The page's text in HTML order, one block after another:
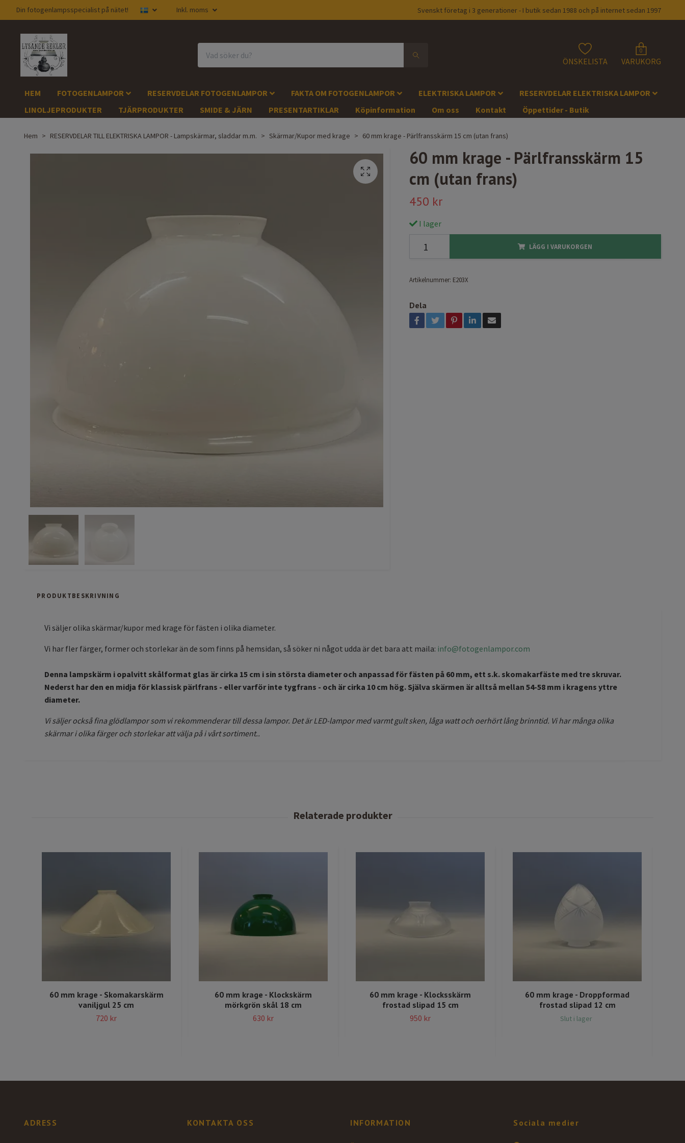
Din fotogenlampsspecialist på nätet! Inkl. moms Svenskt företag i 3 generationer - I butik sedan 1988 och på internet sedan 1997
ÖNSKELISTA
0
VARUKORG
HEM FOTOGENLAMPOR RESERVDELAR FOTOGENLAMPOR FAKTA OM FOTOGENLAMPOR ELEKTRISKA LAMPOR
RESERVDELAR ELEKTRISKA LAMPOR
LINOLJEPRODUKTER
TJÄRPRODUKTER SMIDE & JÄRN PRESENTARTIKLAR Köpinformation Om oss Kontakt Öppettider - Butik
Hem RESERVDELAR TILL ELEKTRISKA LAMPOR - Lampskärmar, sladdar m.m. Skärmar/Kupor med krage 60 mm krage - Pärlfransskärm 15 cm (utan frans)
60 mm krage - Pärlfransskärm 15
cm (utan frans)
450 kr
I lager
LÄGG I VARUKORGEN
Artikelnummer: E203X
Dela
PRODUKTBESKRIVNING
Vi säljer olika skärmar/kupor med krage för fästen i olika diameter.
Vi har fler färger, former och storlekar än de som finns på hemsidan, så söker ni något udda är det bara att maila: info@fotogenlampor.com
Denna lampskärm i opalvitt skålformat glas är cirka 15 cm i sin största diameter och anpassad för fästen på 60 mm, ett s.k. skomakarfäste med tre skruvar.
Nederst har den en midja för klassisk pärlfrans - eller varför inte tygfrans - och är cirka 10 cm hög. Själva skärmen är alltså mellan 54-58 mm i kragens yttre
diameter.
Vi säljer också fina glödlampor som vi rekommenderar till dessa lampor. Det är LED-lampor med varmt gult sken, låga watt och oerhört lång brinntid. Vi har många olika
skärmar i olika färger och storlekar att välja på i vårt sortiment..
60 mm krage - Skomakarskärm
vaniljgul 25 cm
720 kr
60 mm krage - Klockskärm
mörkgrön skål 18 cm
630 kr
60 mm krage - Klocksskärm
frostad slipad 15 cm
950 kr
60 mm krage - Droppformad
frostad slipad 12 cm
Slut i lager
ADRESS KONTAKTA OSS INFORMATION Sociala medier